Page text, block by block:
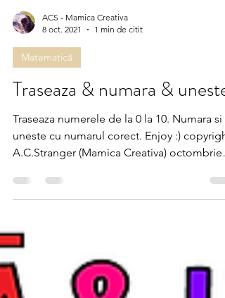
ACS - Mamica Creativa
8 oct. 2021
Matematică
Traseaza & numara & uneste
Traseaza numerele de la 0 la 10. Numara si
A.C.Stranger (Mamica Creativa) octombrie
2021